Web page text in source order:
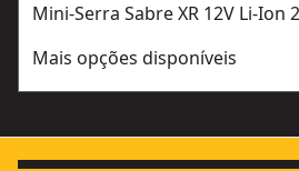
Mini-Serra Sabre XR 12V Li-Ion
Mais opções disponíveis